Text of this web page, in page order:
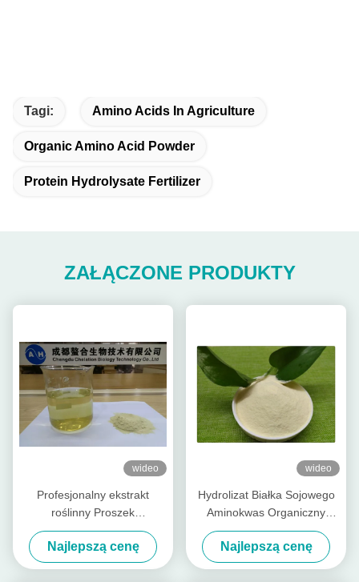
Tagi: Amino Acids In Agriculture
Organic Amino Acid Powder
Protein Hydrolysate Fertilizer
ZAŁĄCZONE PRODUKTY
wideo
Profesjonalny ekstrakt
roślinny Proszek
aminokwasowy w 70%
nawóz biologiczny
Najlepszą cenę
wideo
Hydrolizat Białka Sojowego
Aminokwas Organiczny
Nawóz 80
Najlepszą cenę